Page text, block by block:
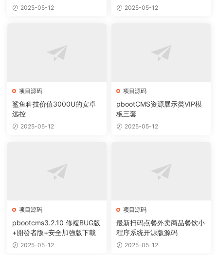
程 2025-05-12
据里面有200多个宝贝。
2025-05-12
项目源码
鲨鱼科技价值3000U的安卓
远控
2025-05-12
项目源码
pbootCMS资源展示类VIP模
板三套
2025-05-12
项目源码
pbootcms3.2.10 修複BUG版
+開發者版+安全加強版下載
2025-05-12
项目源码
最新扫码点餐外卖商品餐饮小
程序系统开源版源码
2025-05-12